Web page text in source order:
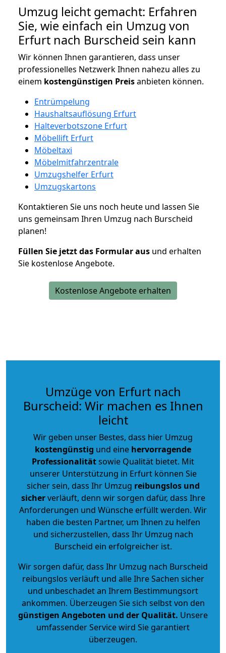
Umzug leicht gemacht: Erfahren
Sie, wie einfach ein Umzug von
Erfurt nach Burscheid sein kann
Wir können Ihnen garantieren, dass unser
professionelles Netzwerk Ihnen nahezu alles zu
einem kostengünstigen Preisanbieten können.
Entrümpelung
Haushaltsauflösung Erfurt
Halteverbotszone Erfurt
Möbellift Erfurt
Möbeltaxi
Möbelmitfahrzentrale
Umzugshelfer Erfurt
Umzugskartons
Kontaktieren Sie uns noch heute und lassen Sie
uns gemeinsam Ihren Umzug nach Burscheid
planen!
Füllen Sie jetzt das Formular aus und erhalten
Sie kostenlose Angebote.
Kostenlose Angebote erhalten
Umzüge von Erfurt nach
Burscheid: Wir machen es Ihnen
leicht
Wir geben unser Bestes, dass hier Umzug
kostengünstig und eine hervorragende
Professionalitätsowie Qualität bietet. Mit
unserer Unterstützung in Erfurt können Sie
sicher sein, dass Ihr Umzug reibungslos und
sicherverläuft, denn wir sorgen dafür, dass Ihre
Anforderungen und Wünsche erfüllt werden. Wir
haben die besten Partner, um Ihnen zu helfen
und sicherzustellen, dass Ihr Umzug nach
Burscheid ein erfolgreicher ist.
Wir sorgen dafür, dass Ihr Umzug nach Burscheid
reibungslos verläuft und alle Ihre Sachen sicher
und unbeschadet an Ihrem Bestimmungsort
ankommen. Überzeugen Sie sich selbst von den
günstigen Angeboten und der Qualität. Unsere
umfassender Service wird Sie garantiert
überzeugen.